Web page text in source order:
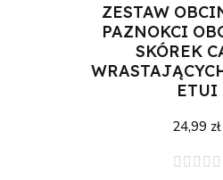
ZESTAW
PAZNOKCI
SKÓREK
ETUI
24,99 zł
    
Dodaj do